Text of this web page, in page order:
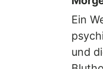
Ein
und